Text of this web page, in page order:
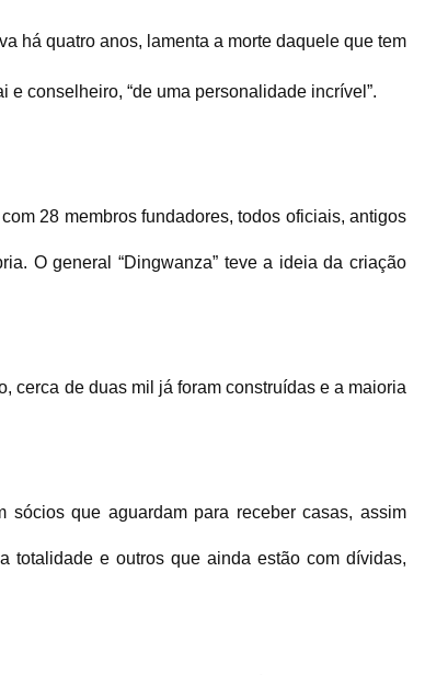
há quatro anos, lamenta a morte daquele que tem
e conselheiro, “de uma personalidade incrível”.
28 membros fundadores, todos oficiais, antigos
O general “Dingwanza” teve a ideia da criação
cerca de duas mil já foram construídas e a maioria
sócios que aguardam para receber casas, assim
totalidade e outros que ainda estão com dívidas,